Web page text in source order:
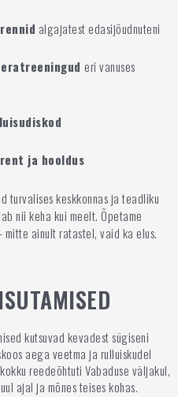
algajatest edasijõudnuteni
eratreeninguderi vanuses
ja hooldus
turvalises keskkonnas ja teadliku
nii keha kui meelt. Õpetame
mitte ainult ratastel, vaid ka elus.
kutsuvad kevadest sügiseni
aega veetma ja rulluiskudel
reedeõhtuti Vabaduse väljakul,
ajal ja mõnes teises kohas.